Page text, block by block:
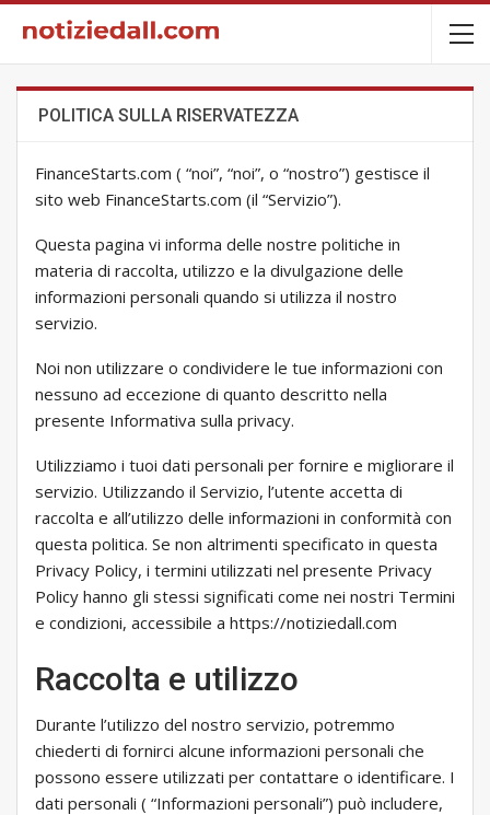
POLITICA SULLA RISERVATEZZA
FinanceStarts.com ( “noi”, “noi”, o “nostro”) gestisce il
sito web FinanceStarts.com (il “Servizio”).
Questa pagina vi informa delle nostre politiche in
materia di raccolta, utilizzo e la divulgazione delle
informazioni personali quando si utilizza il nostro
servizio.
Noi non utilizzare o condividere le tue informazioni con
nessuno ad eccezione di quanto descritto nella
presente Informativa sulla privacy.
Utilizziamo i tuoi dati personali per fornire e migliorare il
servizio. Utilizzando il Servizio, l’utente accetta di
raccolta e all’utilizzo delle informazioni in conformità con
questa politica. Se non altrimenti specificato in questa
Privacy Policy, i termini utilizzati nel presente Privacy
Policy hanno gli stessi significati come nei nostri Termini
e condizioni, accessibile a https://notiziedall.com
Raccolta e utilizzo
Durante l’utilizzo del nostro servizio, potremmo
chiederti di fornirci alcune informazioni personali che
possono essere utilizzati per contattare o identificare. I
dati personali ( “Informazioni personali”) può includere,